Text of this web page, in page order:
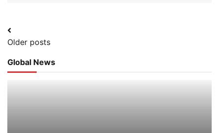
Posts
navigation
Older posts
Global News